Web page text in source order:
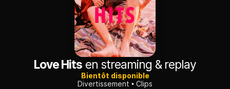
Love Hits en streaming & replay
Bientôt disponible
Divertissement
Clips